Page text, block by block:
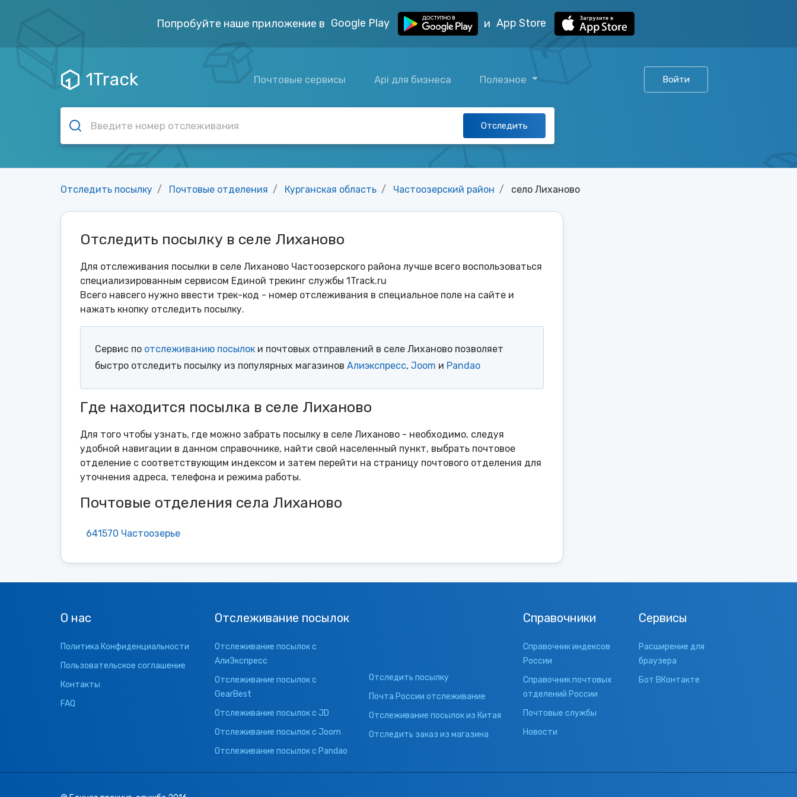
Попробуйте наше приложение в Google Play и App Store
1Track Почтовые сервисы Api для бизнеса Полезное Войти
Отследить
Отследить посылку Почтовые отделения Курганская область Частоозерский район село Лиханово
Отследить посылку в селе Лиханово
Для отслеживания посылки в селе Лиханово Частоозерского района лучше всего воспользоваться
специализированным сервисом Единой трекинг службы 1Track.ru
Всего навсего нужно ввести трек-код - номер отслеживания в специальное поле на сайте и
нажать кнопку отследить посылку.
Сервис по отслеживанию посылок и почтовых отправлений в селе Лиханово позволяет
быстро отследить посылку из популярных магазинов Алиэкспресс, Joom и Pandao
Где находится посылка в селе Лиханово
Для того чтобы узнать, где можно забрать посылку в селе Лиханово - необходимо, следуя
удобной навигации в данном справочнике, найти свой населенный пункт, выбрать почтовое
отделение с соответствующим индексом и затем перейти на страницу почтового отделения для
уточнения адреса, телефона и режима работы.
Почтовые отделения села Лиханово
641570 Частоозерье
О нас
Политика Конфиденциальности
Пользовательское соглашение
Контакты
FAQ
Отслеживание посылок
Отслеживание посылок с
АлиЭкспресс
Отслеживание посылок с
GearBest
Отслеживание посылок с JD
Отслеживание посылок с Joom
Отслеживание посылок с Pandao
Отследить посылку
Почта России отслеживание
Отслеживание посылок из Китая
Отследить заказ из магазина
Справочники
Справочник индексов
России
Справочник почтовых
отделений России
Почтовые службы
Новости
Сервисы
Расширение для
браузера
Бот ВКонтакте